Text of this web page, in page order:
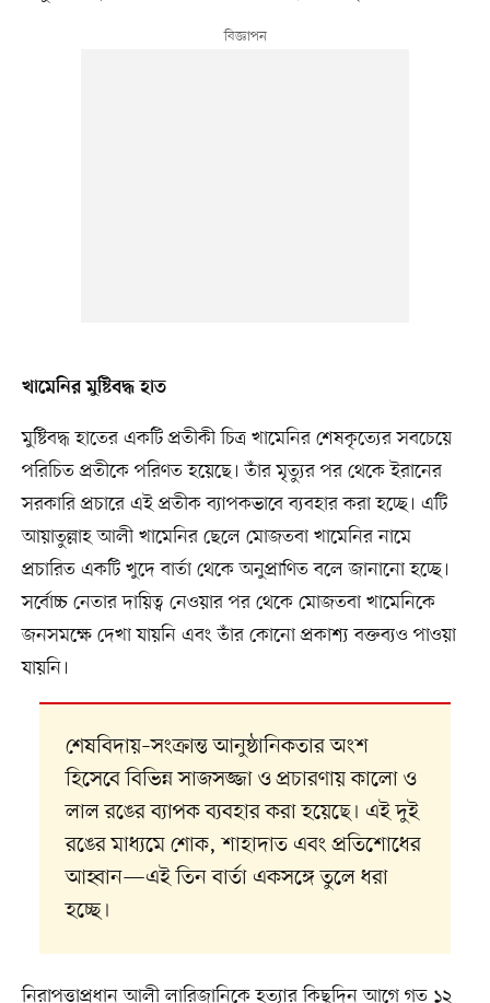
খামেনির মুষ্টিবদ্ধ হাত
মুষ্টিবদ্ধ হাতের একটি প্রতীকী চিত্র খামেনির শেষকৃত্যের সবচেয়ে
পরিচিত প্রতীকে পরিণত হয়েছে। তাঁর মৃত্যুর পর থেকে ইরানের
সরকারি প্রচারে এই প্রতীক ব্যাপকভাবে ব্যবহার করা হচ্ছে। এটি
আয়াতুল্লাহ আলী খামেনির ছেলে মোজতবা খামেনির নামে
প্রচারিত একটি খুদে বার্তা থেকে অনুপ্রাণিত বলে জানানো হচ্ছে।
সর্বোচ্চ নেতার দায়িত্ব নেওয়ার পর থেকে মোজতবা খামেনিকে
জনসমক্ষে দেখা যায়নি এবং তাঁর কোনো প্রকাশ্য বক্তব্যও পাওয়া
যায়নি।
শেষবিদায়–সংক্রান্ত আনুষ্ঠানিকতার অংশ
হিসেবে বিভিন্ন সাজসজ্জা ও প্রচারণায় কালো ও
লাল রঙের ব্যাপক ব্যবহার করা হয়েছে। এই দুই
রঙের মাধ্যমে শোক, শাহাদাত এবং প্রতিশোধের
আহ্বান—এই তিন বার্তা একসঙ্গে তুলে ধরা
হচ্ছে।
নিরাপত্তাপ্রধান আলী লারিজানিকে হত্যার কিছুদিন আগে গত ১২